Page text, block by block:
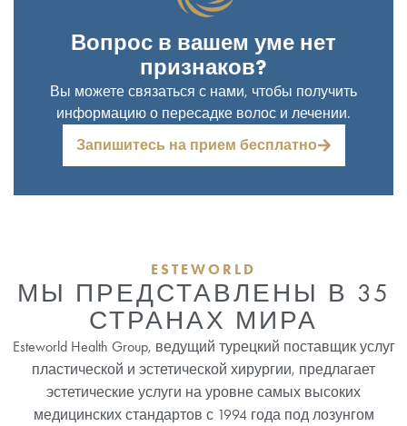
Вопрос в вашем уме нет
признаков?
Вы можете связаться с нами, чтобы получить
информацию о пересадке волос и лечении.
Запишитесь на прием бесплатно
ESTEWORLD
МЫ ПРЕДСТАВЛЕНЫ В 35
СТРАНАХ МИРА
Esteworld Health Group, ведущий турецкий поставщик услуг
пластической и эстетической хирургии, предлагает
эстетические услуги на уровне самых высоких
медицинских стандартов с 1994 года под лозунгом